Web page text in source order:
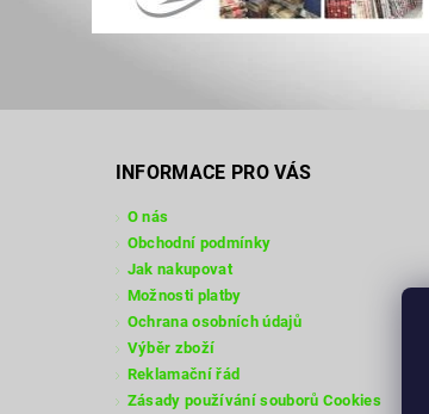
INFORMACE PRO VÁS
O nás
Obchodní podmínky
Jak nakupovat
Možnosti platby
Ochrana osobních údajů
Výběr zboží
Reklamační řád
Zásady používání souborů Cookies